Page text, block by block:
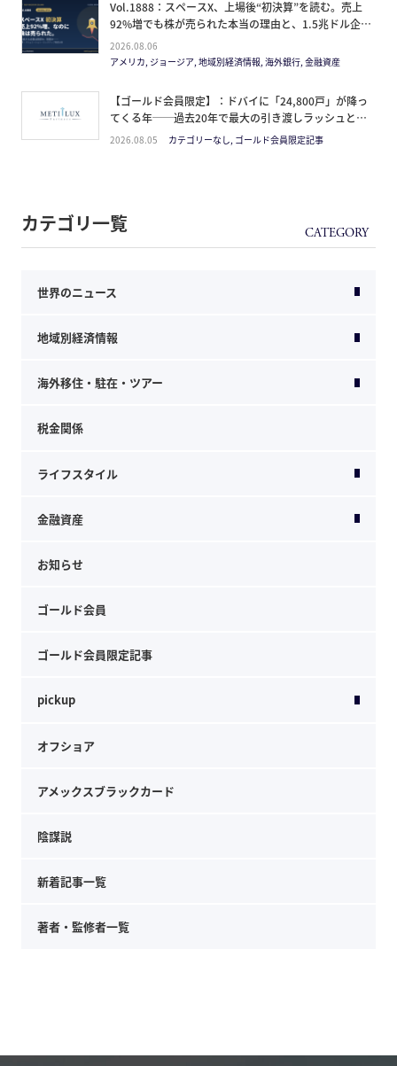
Vol.1888：スペースX、上場後“初決算”を読む。売上
92%増でも株が売られた本当の理由と、1.5兆ドル企業
の買い方。
2026.08.06
アメリカ, ジョージア, 地域別経済情報, 海外銀行, 金融資産
【ゴールド会員限定】：ドバイに「24,800戸」が降っ
てくる年──過去20年で最大の引き渡しラッシュと、
ミサイルが崩した“安全神話”。2027年の供給ピーク
2026.08.05 カテゴリーなし, ゴールド会員限定記事
カテゴリ一覧
世界のニュース
地域別経済情報
海外移住・駐在・ツアー
税金関係
ライフスタイル
金融資産
お知らせ
ゴールド会員
ゴールド会員限定記事
pickup
オフショア
アメックスブラックカード
陰謀説
新着記事一覧
著者・監修者一覧